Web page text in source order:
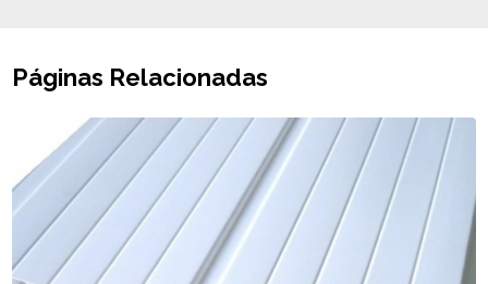
Páginas Relacionadas